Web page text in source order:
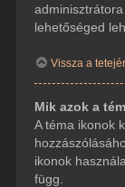
lehetőséged
Vissza a
Mik azok a
A téma ikonok
ikonok
függ.